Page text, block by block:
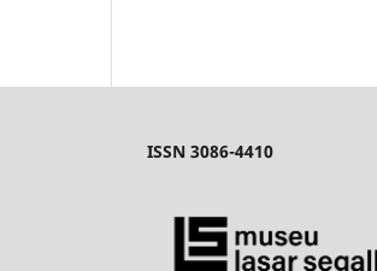
ISSN 3086-4410